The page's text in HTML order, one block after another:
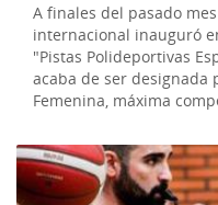
A finales del pasado
internacional inauguró
"Pistas Polideportivas
acaba de ser designada
Femenina, máxima